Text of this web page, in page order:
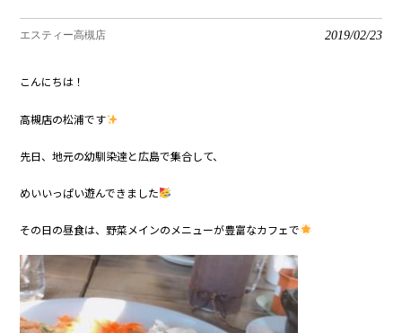
エスティー高槻店 2019/02/23
こんにちは！
高槻店の松浦です
先日、地元の幼馴染達と広島で集合して、
めいいっぱい遊んできました
その日の昼食は、野菜メインのメニューが豊富なカフェで